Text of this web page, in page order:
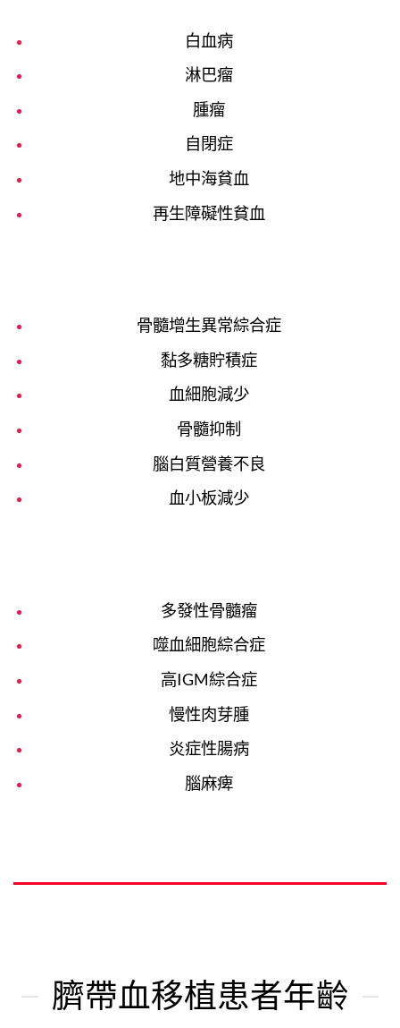
白血病
淋巴瘤
腫瘤
自閉症
地中海貧血
再生障礙性貧血
骨髓增生異常綜合症
黏多糖貯積症
血細胞減少
骨髓抑制
腦白質營養不良
血小板減少
多發性骨髓瘤
噬血細胞綜合症
高IGM綜合症
慢性肉芽腫
炎症性腸病
腦麻痺
臍帶血移植患者年齡